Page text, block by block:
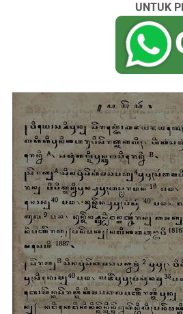
UNTUK